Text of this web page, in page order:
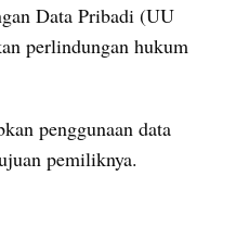
Data Pribadi (UU
perlindungan hukum
penggunaan data
pemiliknya.